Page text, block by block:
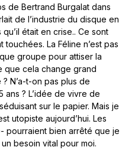
de Bertrand Burgalat dans
de l’industrie du disque en
était en crise.. Ce sont
La Féline n’est pas
groupe pour attiser la
que cela change grand
N’a-t-on pas plus de
ans ? L’idée de vivre de
sur le papier. Mais je
utopiste aujourd’hui. Les
pourraient bien arrêté que je
besoin vital pour moi.